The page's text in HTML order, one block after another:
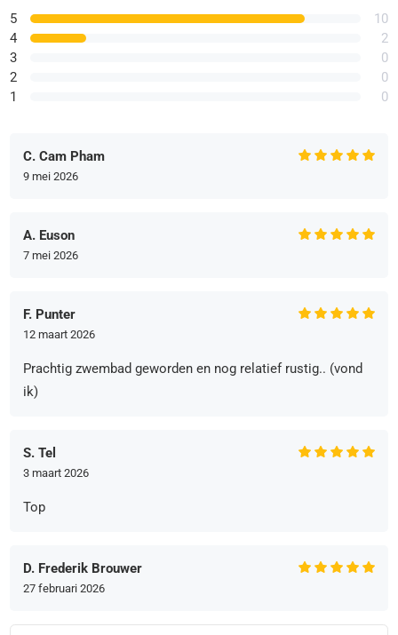
5
4
3
2
1
10
2
0
0
0
C. Cam Pham
9 mei 2026
A. Euson
7 mei 2026
F. Punter
12 maart 2026
Prachtig zwembad geworden en nog relatief rustig.. (vond
ik)
S. Tel
3 maart 2026
Top
D. Frederik Brouwer
27 februari 2026